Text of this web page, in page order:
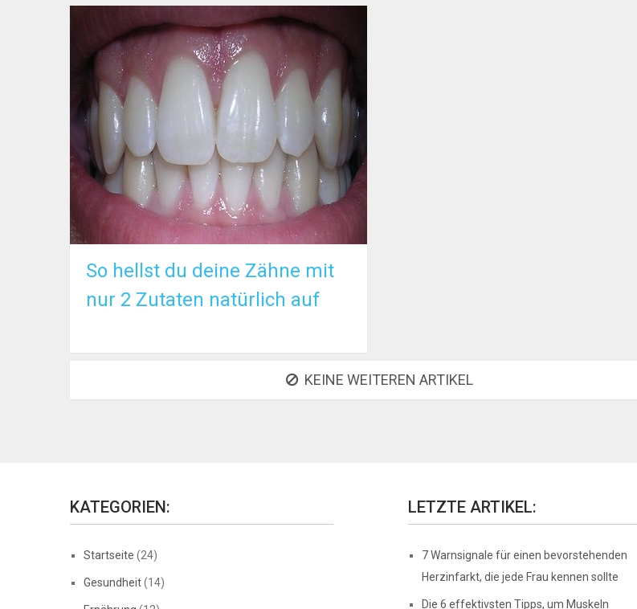
So hellst du deine Zähne mit
nur 2 Zutaten natürlich auf
KEINE WEITEREN ARTIKEL
KATEGORIEN:
Startseite (24)
Gesundheit(14)
LETZTE ARTIKEL:
7 Warnsignale für einen bevorstehenden
Herzinfarkt, die jede Frau kennen sollte
Die 6 effektivsten Tipps, um Muskeln